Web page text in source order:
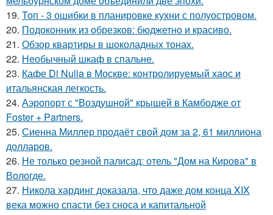
19. Топ - 3 ошибки в планировке кухни с полуостровом.
20. Подоконник из обрезков: бюджетно и красиво.
21. Обзор квартиры в шоколадных тонах.
22. Необычный шкаф в спальне.
23. Кафе Di Nulla в Москве: контролируемый хаос и
итальянская легкость.
24. Аэропорт с "Воздушной" крышей в Камбодже от
Foster + Partners.
25. Сиенна Миллер продаёт свой дом за 2, 61 миллиона
долларов.
26. Не только резной палисад: отель "Дом на Кирова" в
Вологде.
27. Никола хардинг доказала, что даже дом конца XIX
века можно спасти без сноса и капитальной